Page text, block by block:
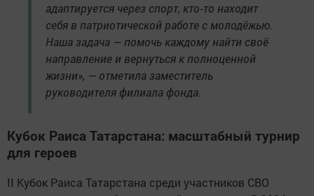
адаптируется через спорт, кто‑то находит
себя в патриотической работе с молодёжью.
Наша задача — помочь каждому найти своё
направление и вернуться к полноценной
жизни», — отметила заместитель
руководителя филиала фонда.
Кубок Раиса Татарстана: масштабный турнир
для героев
II Кубок Раиса Татарстана среди участников СВО